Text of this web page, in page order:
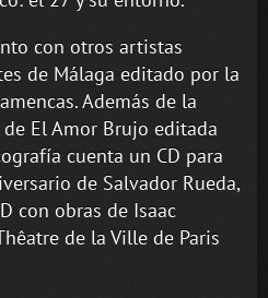
con otros artistas
de Málaga editado por la
Además de la
El Amor Brujo editada
cuenta un CD para
de Salvador Rueda,
con obras de Isaac
de la Ville de Paris